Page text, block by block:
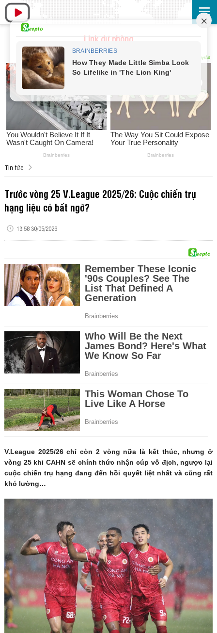
Link dự phòng
Tin tức
Trước vòng 25 V.League 2025/26: Cuộc chiến trụ
hạng liệu có bất ngờ?
13:58 30/05/2026
V.League 2025/26 chỉ còn 2 vòng nữa là kết thúc, nhưng ở
vòng 25 khi CAHN sẽ chính thức nhận cúp vô địch, ngược lại
cuộc chiến trụ hạng đang đến hồi quyết liệt nhất và cũng rất
khó lường…